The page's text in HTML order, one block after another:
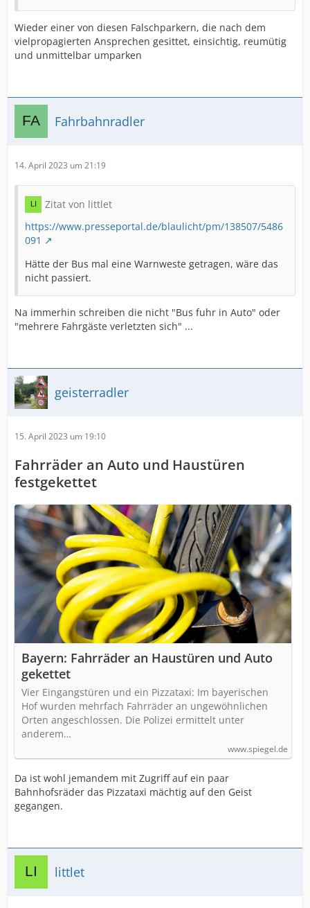
Wieder einer von diesen Falschparkern, die nach dem
vielpropagierten Ansprechen gesittet, einsichtig, reumütig
und unmittelbar umparken
Fahrbahnradler
14. April 2023 um 21:19
Zitat von littlet
https://www.presseportal.de/blaulicht/pm/138507/5486
091
Hätte der Bus mal eine Warnweste getragen, wäre das
nicht passiert.
Na immerhin schreiben die nicht "Bus fuhr in Auto" oder
"mehrere Fahrgäste verletzten sich" ...
geisterradler
15. April 2023 um 19:10
Fahrräder an Auto und Haustüren
festgekettet
Bayern: Fahrräder an Haustüren und Auto
gekettet
Vier Eingangstüren und ein Pizzataxi: Im bayerischen
Hof wurden mehrfach Fahrräder an ungewöhnlichen
Orten angeschlossen. Die Polizei ermittelt unter
anderem…
www.spiegel.de
Da ist wohl jemandem mit Zugriff auf ein paar
Bahnhofsräder das Pizzataxi mächtig auf den Geist
gegangen.
littlet